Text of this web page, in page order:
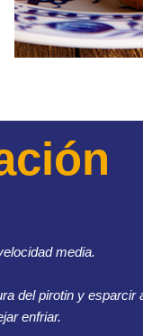
media.
del pirotin y
enfriar.